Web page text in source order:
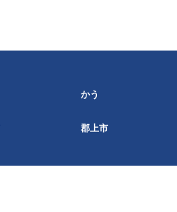
かう
郡上市